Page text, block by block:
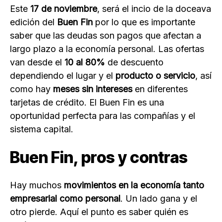
Este 17 de noviembre, será el incio de la doceava
edición del Buen Fin por lo que es importante
saber que las deudas son pagos que afectan a
largo plazo a la economía personal. Las ofertas
van desde el 10 al 80% de descuento
dependiendo el lugar y el producto o servicio, así
como hay meses sin interesesen diferentes
tarjetas de crédito. El Buen Fin es una
oportunidad perfecta para las compañías y el
sistema capital.
Buen Fin, pros y contras
Hay muchos movimientos en la economía tanto
empresarial como personal. Un lado gana y el
otro pierde. Aquí el punto es saber quién es